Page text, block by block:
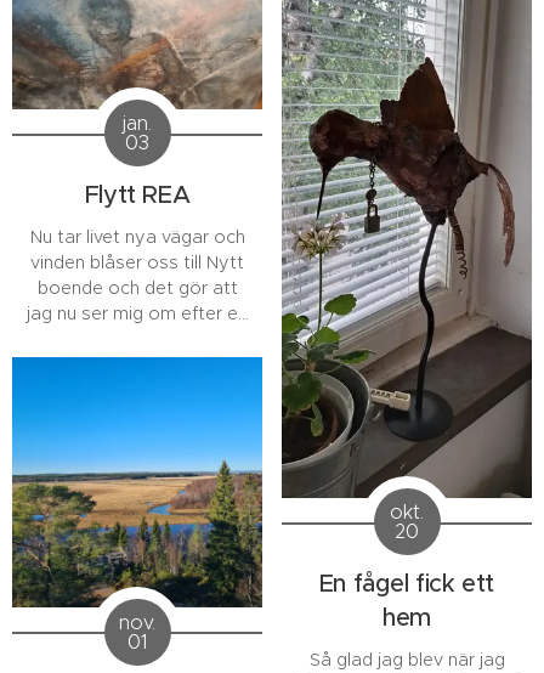
jan.
03
Flytt REA
Nu tar livet nya vägar och
vinden blåser oss till Nytt
boende och det gör att
jag nu ser mig om efter en
Så passa på, nu sätter jag
behöver frakta så mycket
med mig till min ny lokal.
Passa på att Fynda
original konst!
nov.
01
okt.
20
En fågel fick ett
hem
Så glad jag blev när jag